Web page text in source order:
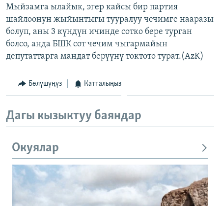
Мыйзамга ылайык, эгер кайсы бир партия
шайлоонун жыйынтыгы тууралуу чечимге нааразы
болуп, аны 3 күндүн ичинде сотко бере турган
болсо, анда БШК сот чечим чыгармайын
депутаттарга мандат берүүнү токтото турат.(AzK)
Бөлүшүңүз Катталыңыз
Дагы кызыктуу баяндар
Окуялар